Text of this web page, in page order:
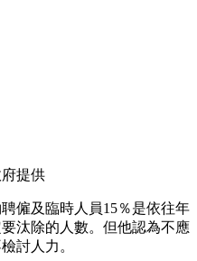
提供
僱及臨時人員15％是依往年
汰除的人數。但他認為不應
討人力。